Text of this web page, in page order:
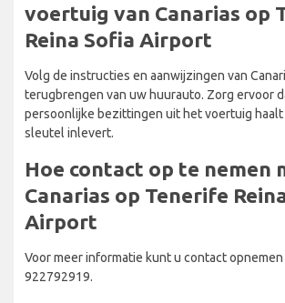
voertuig van Canarias op
Reina Sofia Airport
Volg de instructies en aanwijzingen van
terugbrengen van uw huurauto. Zorg ervoor
persoonlijke bezittingen uit het voertuig haalt
sleutel inlevert.
Hoe contact op te nemen
Canarias op Tenerife
Airport
Voor meer informatie kunt u contact opnemen
922792919.